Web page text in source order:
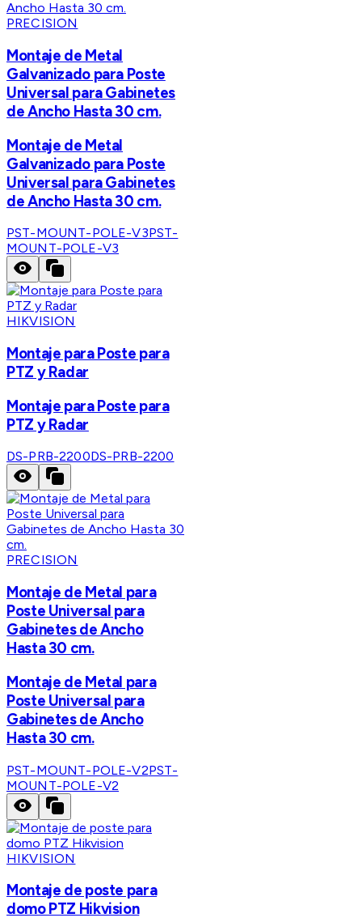
PRECISION
Montaje de Metal
Galvanizado para Poste
Universal para Gabinetes
de Ancho Hasta 30 cm.
Montaje de Metal
Galvanizado para Poste
Universal para Gabinetes
de Ancho Hasta 30 cm.
PST-MOUNT-POLE-V3PST-
MOUNT-POLE-V3
HIKVISION
Montaje para Poste para
PTZ y Radar
Montaje para Poste para
PTZ y Radar
DS-PRB-2200DS-PRB-2200
PRECISION
Montaje de Metal para
Poste Universal para
Gabinetes de Ancho
Hasta 30 cm.
Montaje de Metal para
Poste Universal para
Gabinetes de Ancho
Hasta 30 cm.
PST-MOUNT-POLE-V2PST-
MOUNT-POLE-V2
HIKVISION
Montaje de poste para
domo PTZ Hikvision